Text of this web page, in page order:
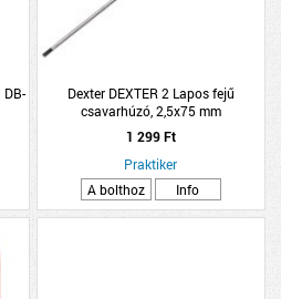
DB-
Dexter DEXTER 2 Lapos fejű
csavarhúzó, 2,5x75 mm
1 299 Ft
Praktiker
A bolthoz
Info